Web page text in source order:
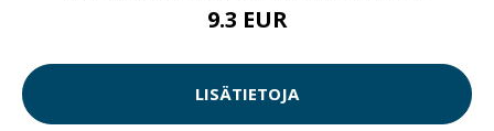
9.3 EUR
LISÄTIETOJA